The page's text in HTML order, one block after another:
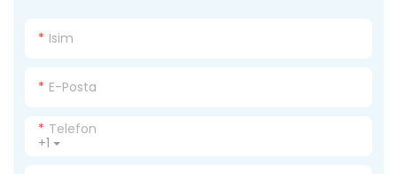
Isim
E-Posta
+1
Telefon